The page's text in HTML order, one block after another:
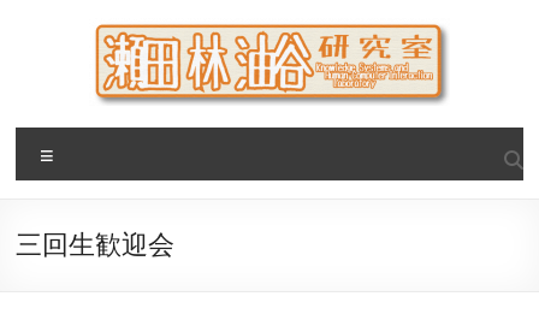
瀬田・林・油谷研究室
大阪公立大学 大学院 情報学研究科 学際情報学専攻 / 大阪府
立大学 理学部 情報数理科学科(大学院 理学系研究科 情報数理
三回生歓迎会